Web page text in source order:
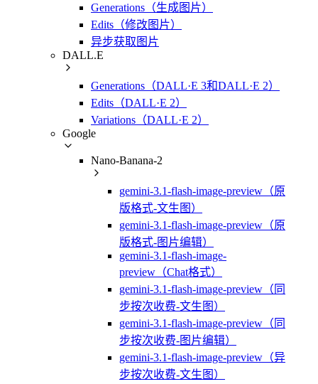
Generations（生成图片）
Edits（修改图片）
异步获取图片
DALL.E
Generations（DALL·E 3和DALL·E 2）
Edits（DALL·E 2）
Variations（DALL·E 2）
Google
Nano-Banana-2
gemini-3.1-flash-image-preview（原
版格式-文生图）
gemini-3.1-flash-image-preview（原
版格式-图片编辑）
gemini-3.1-flash-image-
preview（Chat格式）
gemini-3.1-flash-image-preview（同
步按次收费-文生图）
gemini-3.1-flash-image-preview（同
步按次收费-图片编辑）
gemini-3.1-flash-image-preview（异
步按次收费-文生图）